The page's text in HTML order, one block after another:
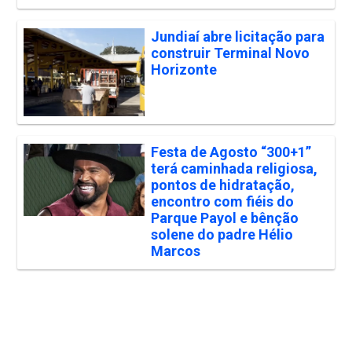
Jundiaí abre licitação para
construir Terminal Novo
Horizonte
Festa de Agosto “300+1”
terá caminhada religiosa,
pontos de hidratação,
encontro com fiéis do
Parque Payol e bênção
solene do padre Hélio
Marcos